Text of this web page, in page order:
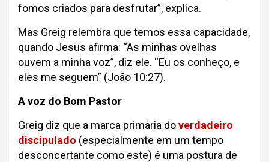
fomos criados para desfrutar”, explica.
Mas Greig relembra que temos essa capacidade,
quando Jesus afirma: “As minhas ovelhas
ouvem a minha voz”, diz ele. “Eu os conheço, e
eles me seguem” (João 10:27).
A voz do Bom Pastor
Greig diz que a marca primária doverdadeiro
discipulado (especialmente em um tempo
desconcertante como este) é uma postura de